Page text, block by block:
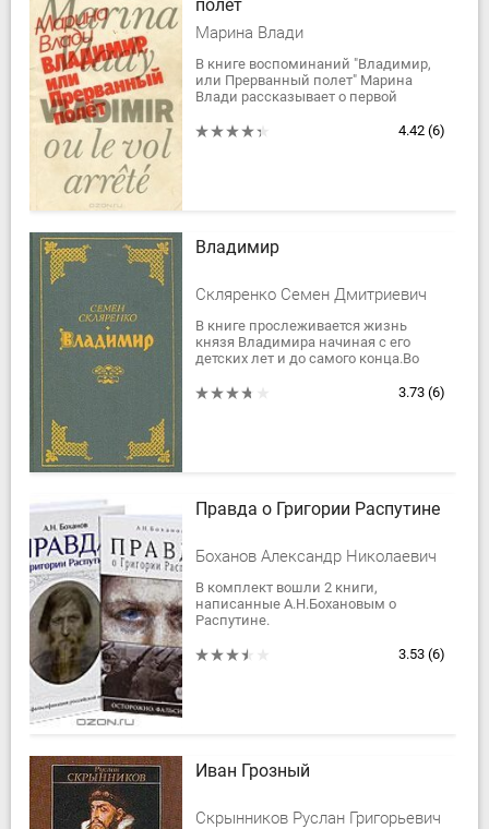
полет
Марина Влади
В книге воспоминаний "Владимир,
или Прерванный полет" Марина
Влади рассказывает о первой
Владимиром Высоцким.
4.42 (6)
Владимир
Скляренко Семен Дмитриевич
В книге прослеживается жизнь
князя Владимира начиная с его
детских лет и до самого конца.Во
первоисточники, т.е. на летописные
3.73 (6)
Правда о Григории Распутине
Боханов Александр Николаевич
В комплект вошли 2 книги,
написанные А.Н.Бохановым о
Распутине.
3.53 (6)
Иван Грозный
Скрынников Руслан Григорьевич